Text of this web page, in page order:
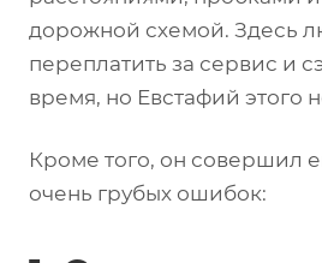
дорожной схемой. Здесь
переплатить за сервис и
время, но Евстафий этого
Кроме того, он совершил
очень грубых ошибок: